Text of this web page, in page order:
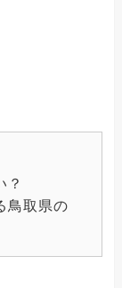
？
鳥取県の